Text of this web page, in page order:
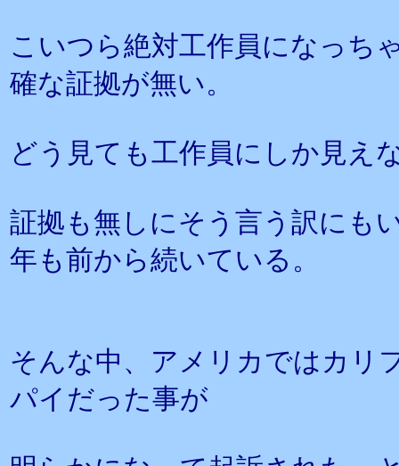
こいつら絶対工作員になっち
確な証拠が無い。
どう見ても工作員にしか見え
証拠も無しにそう言う訳にも
年も前から続いている。
そんな中、アメリカではカリ
パイだった事が